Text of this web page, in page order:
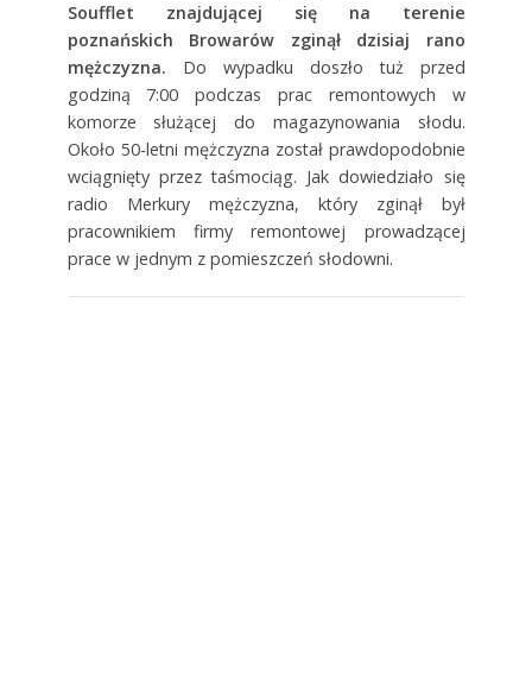
Soufflet znajdującej się na terenie
poznańskich Browarów zginął dzisiaj rano
mężczyzna. Do wypadku doszło tuż przed
godziną 7:00 podczas prac remontowych w
komorze służącej do magazynowania słodu.
Około 50-letni mężczyzna został prawdopodobnie
wciągnięty przez taśmociąg. Jak dowiedziało się
radio Merkury mężczyzna, który zginął był
pracownikiem firmy remontowej prowadzącej
prace w jednym z pomieszczeń słodowni.